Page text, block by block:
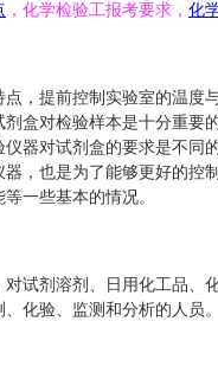
，化学检验工报考要求， 化
，提前控制实验室的温度
盒对检验样本是十分重要
器对试剂盒的要求是不同
，也是为了能够更好的控
一些基本的情况。
试剂溶剂、日用化工品、
化验、监测和分析的人员。